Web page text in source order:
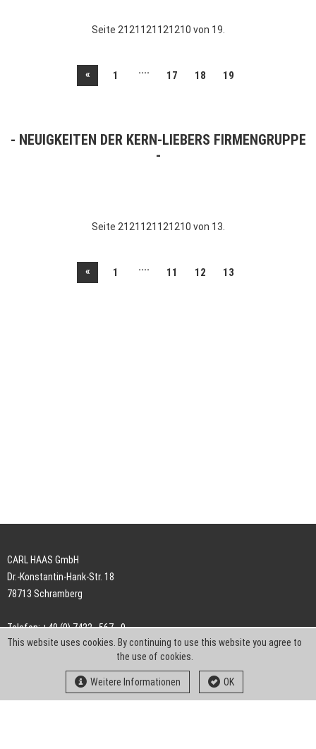
Seite 2121121121210 von 19.
« 1 .... 17 18 19
NEUIGKEITEN DER KERN-LIEBERS FIRMENGRUPPE
Seite 2121121121210 von 13.
« 1 .... 11 12 13
CARL HAAS GmbH
Dr.-Konstantin-Hank-Str. 18
78713 Schramberg
Telefon: +49 (0) 7422 . 567 - 0
Telefax: +49 (0) 7422 . 567 - 239
info-ch@kern-liebers.com
This website uses cookies. By continuing to use this website you agree to
the use of cookies.
Weitere Informationen OK